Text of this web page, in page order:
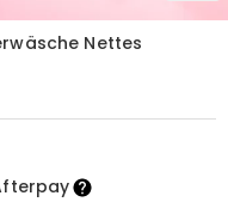
Nettes